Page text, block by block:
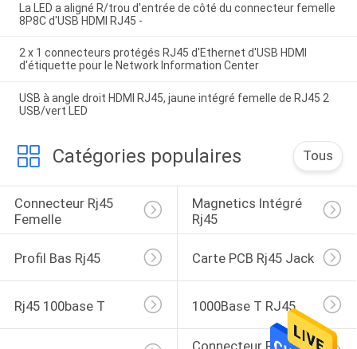
La LED a aligné R/trou d'entrée de côté du connecteur femelle
8P8C d'USB HDMI RJ45 -
2 x 1 connecteurs protégés RJ45 d'Ethernet d'USB HDMI
d'étiquette pour le Network Information Center
USB à angle droit HDMI RJ45, jaune intégré femelle de RJ45 2
USB/vert LED
Catégories populaires Tous
Connecteur Rj45
Femelle
Magnetics Intégré
Rj45
Profil Bas Rj45 Carte PCB Rj45 Jack
Rj45 100base T 1000Base T RJ45
Connecteur RJ45 À